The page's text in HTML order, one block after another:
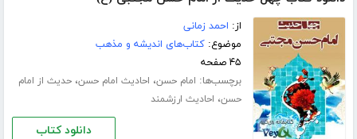
از: احمد زمانی
موضوع:کتاب‌های اندیشه و مذهب
۴۵ صفحه
برچسب‌ها: امام حسن، احادیث امام حسن،حدیث از امام
حسن، احادیث ارزشمند
دانلود کتاب